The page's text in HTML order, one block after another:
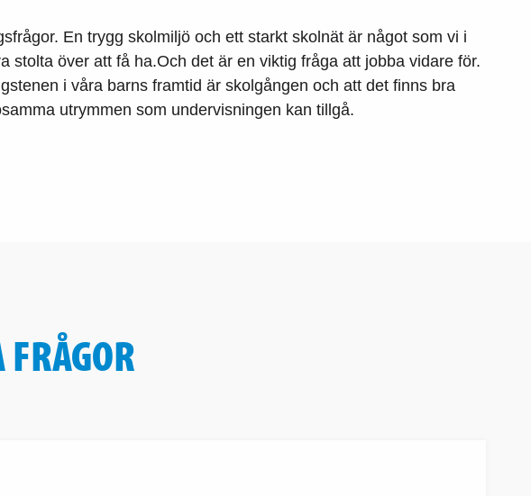
En trygg skolmiljö och ett starkt skolnät är något som vi i
stolta över att få ha.Och det är en viktig fråga att jobba vidare för.
i våra barns framtid är skolgången och att det finns bra
utrymmen som undervisningen kan tillgå.